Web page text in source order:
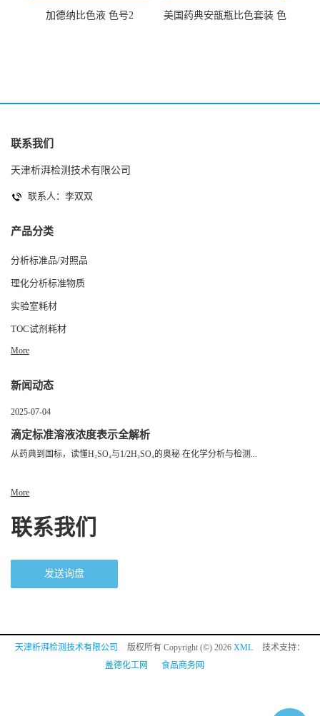
加德纳比色液 色号2
美国药典安瓿瓶比色套装 色
联系我们
天津析湃检测技术有限公司
联系人：李双双
产品分类
分析标准品/对照品
理化分析标准物质
实验室耗材
TOC试剂耗材
More
新闻动态
2025-07-04
滴定标准溶液浓度表示全解析
从药典到国标，读懂H₂SO₄与1/2H₂SO₄的奥秘 在化学分析与检测...
More
联系我们
发送询盘
天津析湃检测技术有限公司 版权所有 Copyright (©) 2026 XML
技术支持：
盖德化工网
食品商务网